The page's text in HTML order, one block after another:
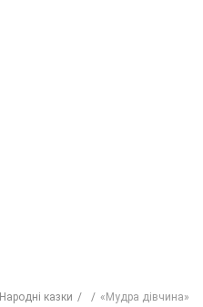
Народні казки «Мудра дівчина»